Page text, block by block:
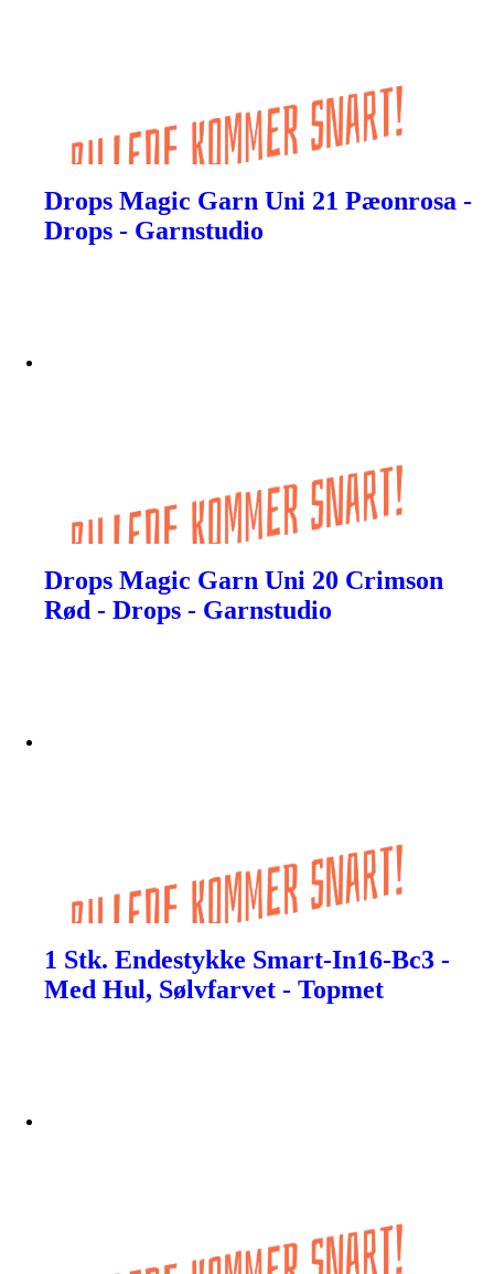
Drops Magic Garn Uni 21 Pæonrosa -
Drops - Garnstudio
Drops Magic Garn Uni 20 Crimson
Rød - Drops - Garnstudio
1 Stk. Endestykke Smart-In16-Bc3 -
Med Hul, Sølvfarvet - Topmet